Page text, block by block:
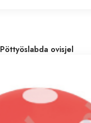
Pöttyöslabda ovisjel